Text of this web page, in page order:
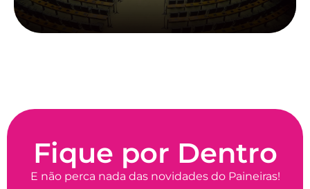
Fique por Dentro
E não perca nada das novidades do Paineiras!